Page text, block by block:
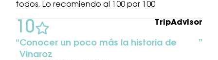
todos. Lo recomiendo al 100 por 100
Conocer un poco más la historia de
Vinaroz
10 TripAdvisor